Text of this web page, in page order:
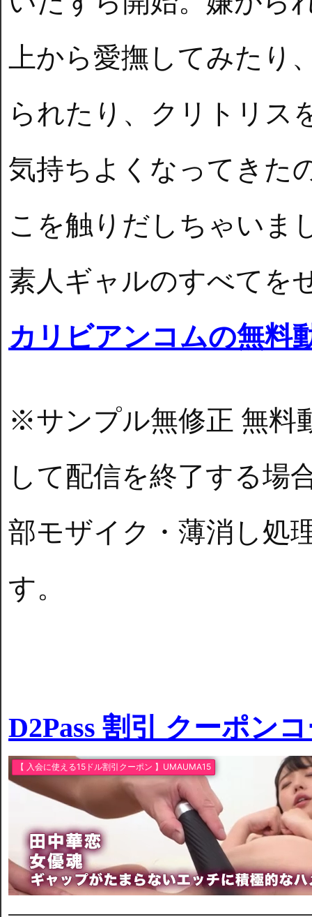
上から愛撫してみたり
られたり、クリトリス
気持ちよくなってきた
こを触りだしちゃいま
素人ギャルのすべて
カリビアンコムの無料
※サンプル無修正 無料
して配信を終了する
部モザイク・薄消し処
す。
D2Pass 割引 クーポン